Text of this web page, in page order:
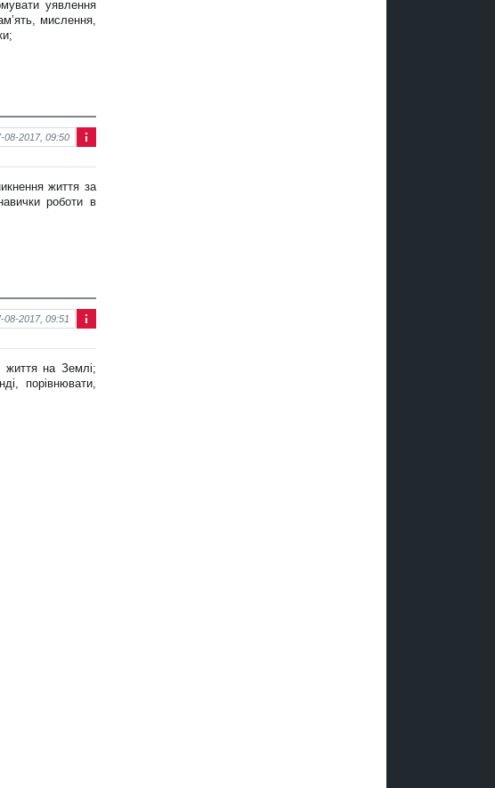
ція
про
уявлення
мислення,
ор
ція
про
08-2017, 09:50
життя за
роботи в
ор
ма
ція
про
08-2017, 09:51
життя на Землі;
порівнювати,